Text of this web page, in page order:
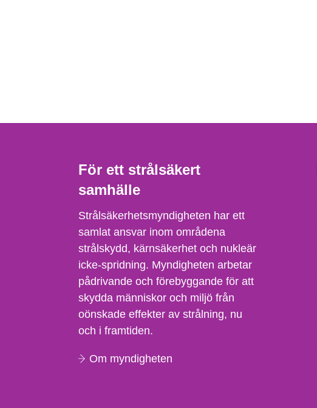
För ett strålsäkert
samhälle
Strålsäkerhetsmyndigheten har ett
samlat ansvar inom områdena
strålskydd, kärnsäkerhet och nukleär
icke-spridning. Myndigheten arbetar
pådrivande och förebyggande för att
skydda människor och miljö från
oönskade effekter av strålning, nu
och i framtiden.
Om myndigheten